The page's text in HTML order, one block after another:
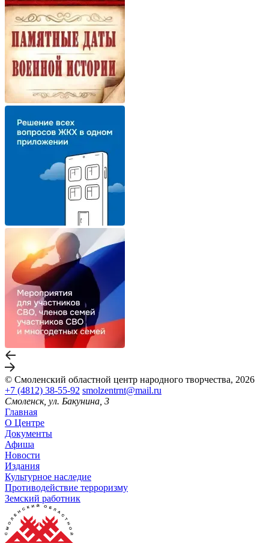
© Смоленский областной центр народного творчества, 2026
+7 (4812) 38-55-92 smolzentrnt@mail.ru
Смоленск, ул. Бакунина, 3
Главная
О Центре
Документы
Афиша
Новости
Издания
Культурное наследие
Противодействие терроризму
Земский работник